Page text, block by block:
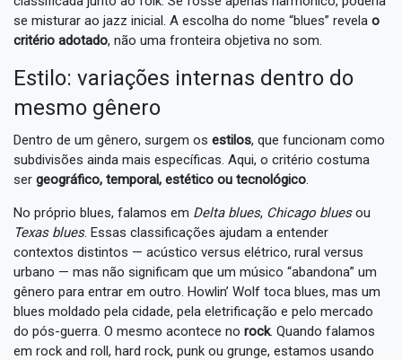
se misturar ao jazz inicial. A escolha do nome “blues” revela o
critério adotado, não uma fronteira objetiva no som.
Estilo: variações internas dentro do
mesmo gênero
Dentro de um gênero, surgem os estilos, que funcionam como
subdivisões ainda mais específicas. Aqui, o critério costuma
ser geográfico, temporal, estético ou tecnológico
No próprio blues, falamos em Delta blues, Chicago bluesou
Texas blues. Essas classificações ajudam a entender
contextos distintos — acústico versus elétrico, rural versus
urbano — mas não significam que um músico “abandona” um
gênero para entrar em outro. Howlin’ Wolf toca blues, mas um
blues moldado pela cidade, pela eletrificação e pelo mercado
do pós-guerra. O mesmo acontece no rock. Quando falamos
em rock and roll, hard rock, punk ou grunge, estamos usando